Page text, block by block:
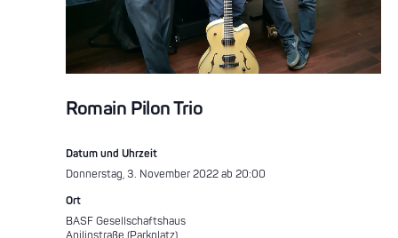
Romain Pilon Trio
Datum und Uhrzeit
Donnerstag, 3. November 2022 ab 20:00
Ort
BASF Gesellschaftshaus